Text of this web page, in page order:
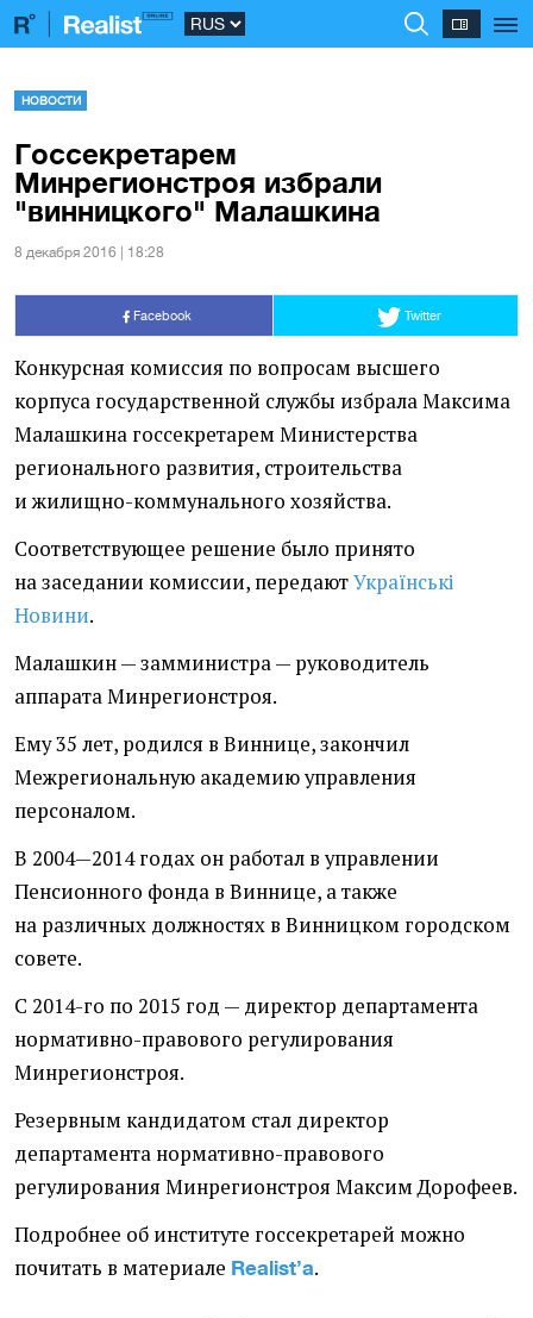
НОВОСТИ
Госсекретарем
Минрегионстроя избрали
"винницкого" Малашкина
8 декабря 2016 | 18:28
Facebook Twitter
Конкурсная комиссия по вопросам высшего
корпуса государственной службы избрала Максима
Малашкина госсекретарем Министерства
регионального развития, строительства
и жилищно-коммунального хозяйства.
Соответствующее решение было принято
на заседании комиссии, передаютУкраїнські
Новини.
Малашкин — замминистра — руководитель
аппарата Минрегионстроя.
Ему 35 лет, родился в Виннице, закончил
Межрегиональную академию управления
персоналом.
В 2004—2014 годах он работал в управлении
Пенсионного фонда в Виннице, а также
на различных должностях в Винницком городском
совете.
С 2014-го по 2015 год — директор департамента
нормативно-правового регулирования
Минрегионстроя.
Резервным кандидатом стал директор
департамента нормативно-правового
регулирования Минрегионстроя Максим Дорофеев.
Подробнее об институте госсекретарей можно
почитать в материале Realist’а.